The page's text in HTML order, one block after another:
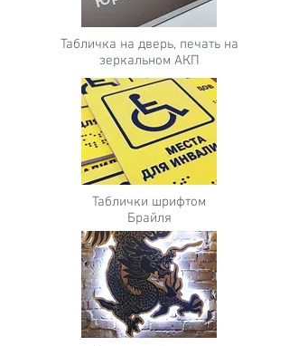
Табличка на дверь, печать на
зеркальном АКП
Таблички шрифтом
Брайля